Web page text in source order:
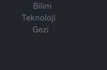
Bilim
Teknoloji
Gezi